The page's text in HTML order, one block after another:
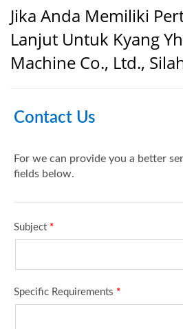
Jika Anda Memiliki
Lanjut Untuk Kyang
Machine Co., Ltd.,